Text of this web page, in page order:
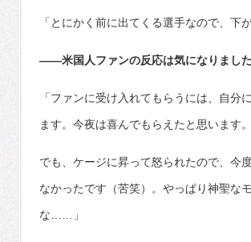
「とにかく前に出てくる選手なので、下
――米国人ファンの反応は気になりました
「ファンに受け入れてもらうには、自
ます。今夜は喜んでもらえたと思います。
でも、ケージに昇って怒られたので、今
なかったです（苦笑）。やっぱり神聖な
な……」